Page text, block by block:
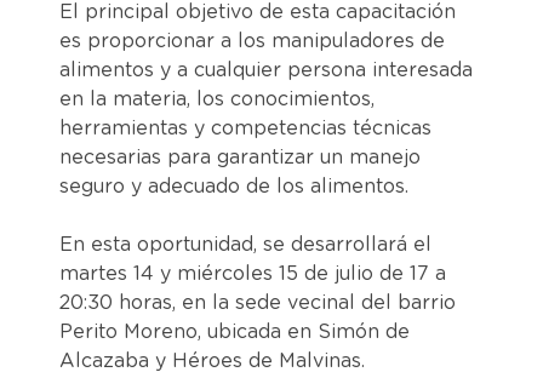
El principal objetivo de esta capacitación
es proporcionar a los manipuladores de
alimentos y a cualquier persona interesada
en la materia, los conocimientos,
herramientas y competencias técnicas
necesarias para garantizar un manejo
seguro y adecuado de los alimentos.
En esta oportunidad, se desarrollará el
martes 14 y miércoles 15 de julio de 17 a
20:30 horas, en la sede vecinal del barrio
Perito Moreno, ubicada en Simón de
Alcazaba y Héroes de Malvinas.